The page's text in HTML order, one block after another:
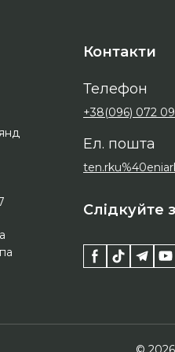
Контакти
Телефон
+38(096) 072
Ел. пошта
Слідкуйте